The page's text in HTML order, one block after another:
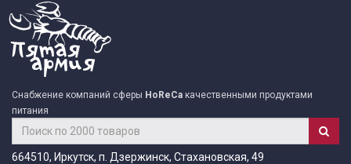
Снабжение компаний сферы HoReCa качественными продуктами
питания
664510, Иркутск, п. Дзержинск, Стахановская, 49